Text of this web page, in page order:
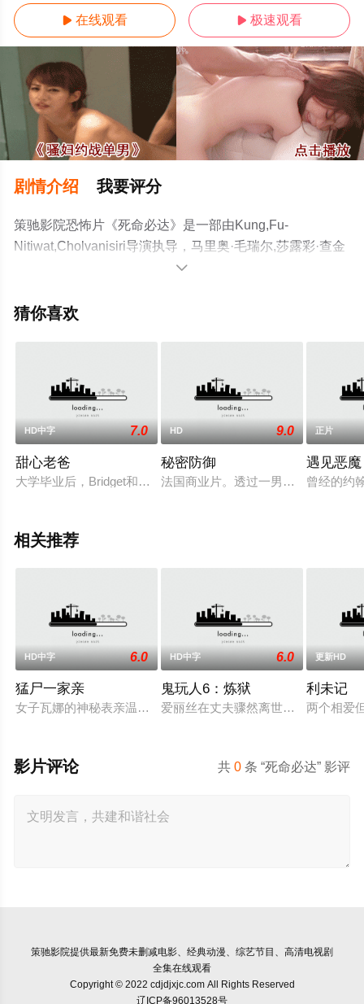
 在线观看  极速观看
剧情介绍 我要评分
策驰影院恐怖片《死命必达》是一部由Kung,Fu-
Nitiwat,Cholvanisiri导演执导，马里奥·毛瑞尔,莎露彩·查金
哈,Phuwanet,Seechomphu,Marut,Chumchonbun等演员精
大全就上策驰电影网，更多相关信息可移步至豆瓣电影、

猜你喜欢
HD中字 7.0
甜心老爸
大学毕业后，Bridget和她最好的朋友Lindsay搬到了一个新的城
HD 9.0
秘密防御
法国商业片。透过一男一女两个年轻
正片
遇见恶魔
曾经的约
相关推荐
HD中字 6.0
猛尸一家亲
女子瓦娜的神秘表亲温思罗普突然仓皇登门，身后还跟着一个
HD中字 6.0
鬼玩人6：炼狱
爱丽丝在丈夫骤然离世后深陷悲痛，
更新HD
利未记
两个相爱
共0 条 “死命必达” 影评
影片评论
策驰影院提供最新免费未删减电影、经典动漫、综艺节目、高清电视剧
全集在线观看
Copyright © 2022 cdjdjxjc.com All Rights Reserved
辽ICP备96013528号